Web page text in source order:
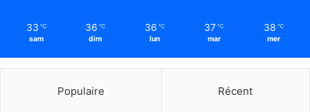
33 ℃
sam
36 ℃
dim
36 ℃
lun
37 ℃
mar
38 ℃
mer
Populaire Récent